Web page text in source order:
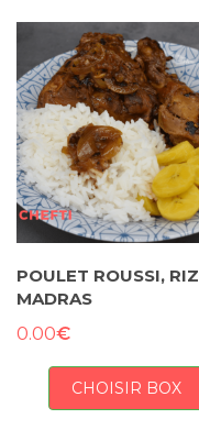
POULET ROUSSI, RIZ
MADRAS
0.00€
CHOISIR BOX